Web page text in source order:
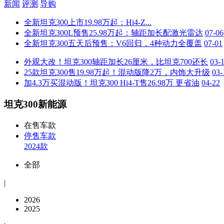
新闻 评测 导购
全新坦克300上市19.98万起：Hi4-Z...
全新坦克300L预售25.98万起：轴距加长配激光雷达 07-06
全新坦克300五天后预售：V6回归，4种动力全覆盖 07-01
外观大改！坦克300轴距加长26厘米，比坦克700还长 03-
25款坦克300售19.98万起！混动版降2万，内饰大升级 03-
加4.3万买混动版！坦克300 Hi4-T售26.98万 更省油 04-22
坦克300新能源
在售车款
停售车款
2024款
全部
|
2026
2025